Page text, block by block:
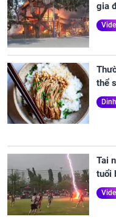
gia
thể
Tai
tuổi